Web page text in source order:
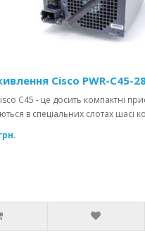
Cisco PWR-C45-
C45 - це досить компактні
в спеціальних слотах шасі